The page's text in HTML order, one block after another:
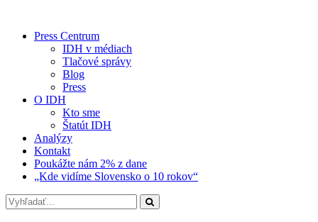
Press Centrum
IDH v médiach
Tlačové správy
Blog
Press
O IDH
Kto sme
Štatút IDH
Analýzy
Kontakt
Poukážte nám 2% z dane
„Kde vidíme Slovensko o 10 rokov“